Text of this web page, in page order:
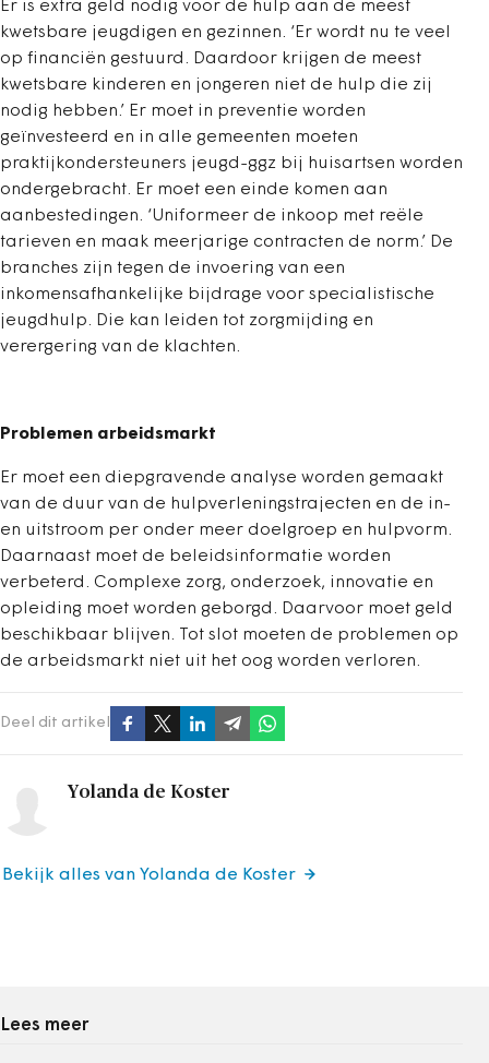
Er is extra geld nodig voor de hulp aan de meest
kwetsbare jeugdigen en gezinnen. ‘Er wordt nu te veel
op financiën gestuurd. Daardoor krijgen de meest
kwetsbare kinderen en jongeren niet de hulp die zij
nodig hebben.’ Er moet in preventie worden
geïnvesteerd en in alle gemeenten moeten
praktijkondersteuners jeugd-ggz bij huisartsen worden
ondergebracht. Er moet een einde komen aan
aanbestedingen. ‘Uniformeer de inkoop met reële
tarieven en maak meerjarige contracten de norm.’ De
branches zijn tegen de invoering van een
inkomensafhankelijke bijdrage voor specialistische
jeugdhulp. Die kan leiden tot zorgmijding en
verergering van de klachten.
Problemen arbeidsmarkt
Er moet een diepgravende analyse worden gemaakt
van de duur van de hulpverleningstrajecten en de in-
en uitstroom per onder meer doelgroep en hulpvorm.
Daarnaast moet de beleidsinformatie worden
verbeterd. Complexe zorg, onderzoek, innovatie en
opleiding moet worden geborgd. Daarvoor moet geld
beschikbaar blijven. Tot slot moeten de problemen op
de arbeidsmarkt niet uit het oog worden verloren.
Deel dit artikel
Yolanda de Koster
Bekijk alles van Yolanda de Koster
Lees meer